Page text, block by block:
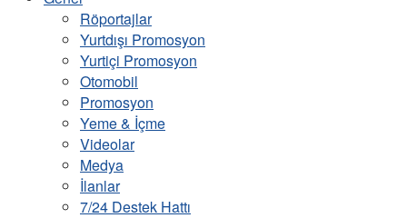
Röportajlar
Yurtdışı Promosyon
Yurtiçi Promosyon
Otomobil
Promosyon
Yeme & İçme
Videolar
Medya
İlanlar
7/24 Destek Hattı